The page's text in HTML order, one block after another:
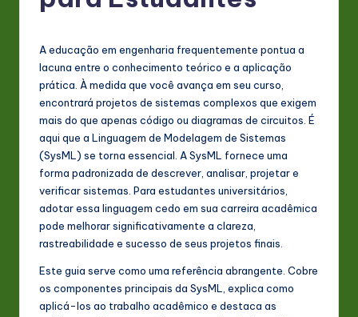
rt
L
A educação em engenharia frequentemente pontua a
lacuna entre o conhecimento teórico e a aplicação
prática. À medida que você avança em seu curso,
encontrará projetos de sistemas complexos que exigem
mais do que apenas código ou diagramas de circuitos. É
aqui que a Linguagem de Modelagem de Sistemas
(SysML) se torna essencial. A SysML fornece uma
forma padronizada de descrever, analisar, projetar e
verificar sistemas. Para estudantes universitários,
adotar essa linguagem cedo em sua carreira acadêmica
pode melhorar significativamente a clareza,
rastreabilidade e sucesso de seus projetos finais.
Este guia serve como uma referência abrangente. Cobre
os componentes principais da SysML, explica como
aplicá-los ao trabalho acadêmico e destaca as